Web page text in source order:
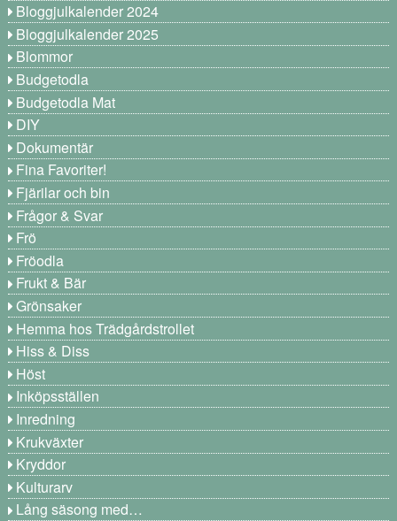
Bloggjulkalender 2024
Bloggjulkalender 2025
Blommor
Budgetodla
Budgetodla Mat
DIY
Dokumentär
Fina Favoriter!
Fjärilar och bin
Frågor & Svar
Frö
Fröodla
Frukt & Bär
Grönsaker
Hemma hos Trädgårdstrollet
Hiss & Diss
Höst
Inköpsställen
Inredning
Krukväxter
Kryddor
Kulturarv
Lång säsong med…